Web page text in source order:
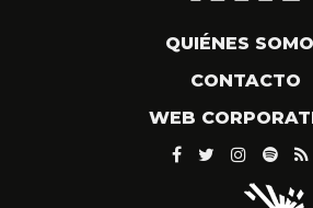
QUIÉNES
CONTACTO
WEB